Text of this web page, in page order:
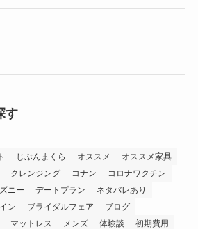
す
じぶんまくら オススメ
オススメ家具
クレンジング コナン
コロナワクチン
ニー デートプラン
ネタバレあり
ン ブライダルフェア
ブログ
マットレス メンズ 体験談
初期費用